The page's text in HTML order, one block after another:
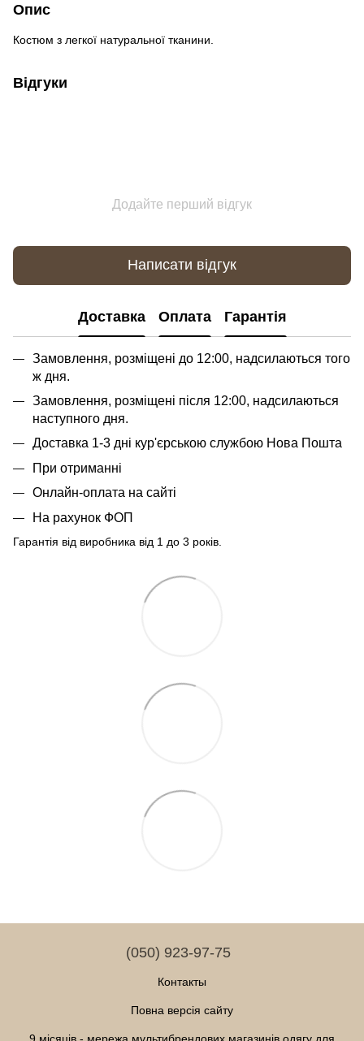
Опис
Костюм з легкої натуральної тканини.
Відгуки
Додайте перший відгук
Написати відгук
Доставка Оплата Гарантія
Замовлення, розміщені до 12:00, надсилаються того
ж дня.
Замовлення, розміщені після 12:00, надсилаються
наступного дня.
Доставка 1-3 дні кур'єрською службою Нова Пошта
При отриманні
Онлайн-оплата на сайті
На рахунок ФОП
Гарантія від виробника від 1 до 3 років.
(050) 923-97-75
Контакты
Повна версія сайту